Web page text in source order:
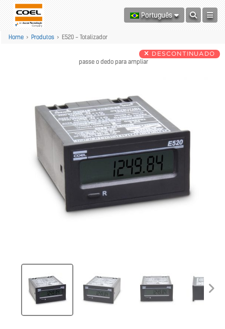
Português
Home > Produtos > E520 - Totalizador
DESCONTINUADO
passe o dedo para ampliar